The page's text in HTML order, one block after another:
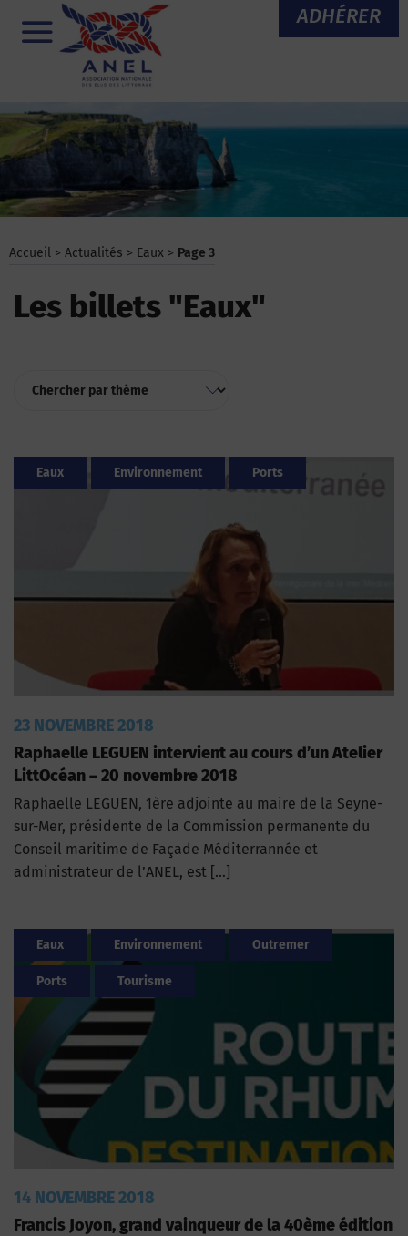
ADHÉRER
Menu
Accueil > Actualités > Eaux > Page 3
Les billets "Eaux"
Eaux Environnement Ports
23 NOVEMBRE 2018
Raphaelle LEGUEN intervient au cours d’un Atelier
LittOcéan – 20 novembre 2018
Raphaelle LEGUEN, 1ère adjointe au maire de la Seyne-
sur-Mer, présidente de la Commission permanente du
Conseil maritime de Façade Méditerrannée et
administrateur de l’ANEL, est […]
Eaux Environnement Outremer
Ports Tourisme
14 NOVEMBRE 2018
Francis Joyon, grand vainqueur de la 40ème édition